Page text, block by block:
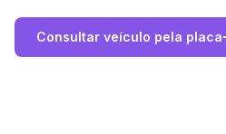
Consultar veículo pela placa